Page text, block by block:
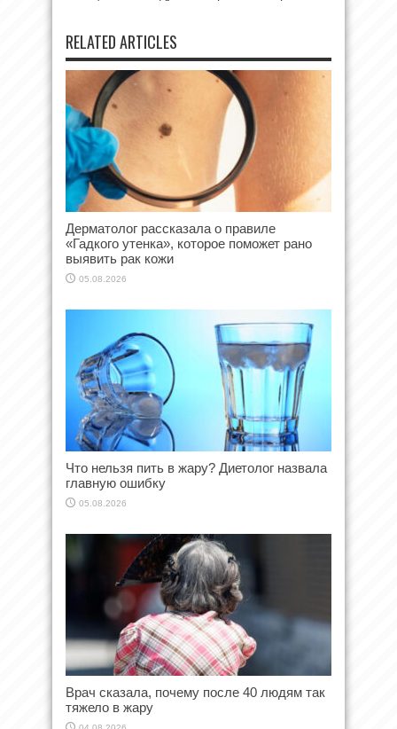
RELATED ARTICLES
Дерматолог рассказала о правиле
«Гадкого утенка», которое поможет рано
выявить рак кожи
05.08.2026
Что нельзя пить в жару? Диетолог назвала
главную ошибку
05.08.2026
Врач сказала, почему после 40 людям так
тяжело в жару